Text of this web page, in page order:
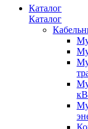
Каталог
Каталог
кВ